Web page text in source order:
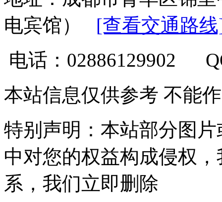
电宾馆） [查看交通路
电话：02886129902
本站信息仅供参考 不能
特别声明：本站部分图
中对您的权益构成侵权
系，我们立即删除